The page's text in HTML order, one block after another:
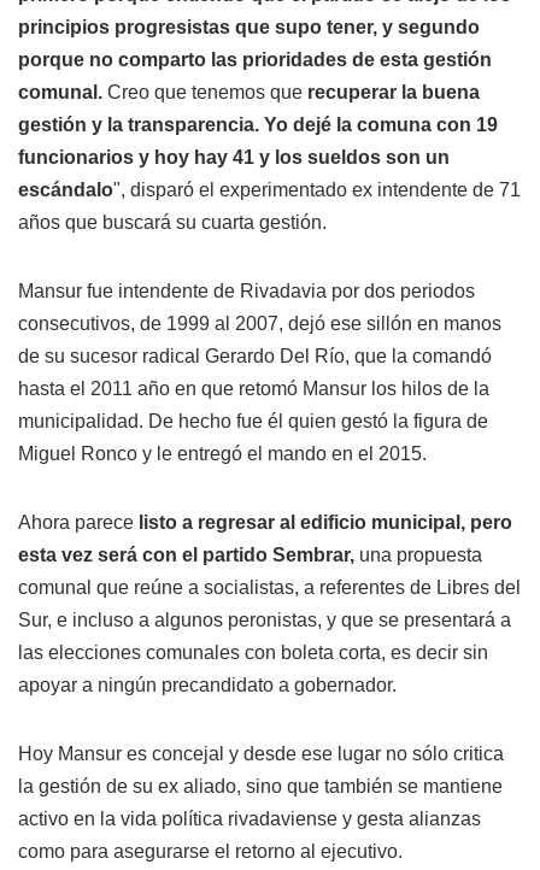
principios progresistas que supo tener, y segundo
porque no comparto las prioridades de esta gestión
comunal. Creo que tenemos que recuperar la buena
gestión y la transparencia. Yo dejé la comuna con 19
funcionarios y hoy hay 41 y los sueldos son un
escándalo", disparó el experimentado ex intendente de 71
años que buscará su cuarta gestión.
Mansur fue intendente de Rivadavia por dos periodos
consecutivos, de 1999 al 2007, dejó ese sillón en manos
de su sucesor radical Gerardo Del Río, que la comandó
hasta el 2011 año en que retomó Mansur los hilos de la
municipalidad. De hecho fue él quien gestó la figura de
Miguel Ronco y le entregó el mando en el 2015.
Ahora parece listo a regresar al edificio municipal, pero
esta vez será con el partido Sembrar, una propuesta
comunal que reúne a socialistas, a referentes de Libres del
Sur, e incluso a algunos peronistas, y que se presentará a
las elecciones comunales con boleta corta, es decir sin
apoyar a ningún precandidato a gobernador.
Hoy Mansur es concejal y desde ese lugar no sólo critica
la gestión de su ex aliado, sino que también se mantiene
activo en la vida política rivadaviense y gesta alianzas
como para asegurarse el retorno al ejecutivo.